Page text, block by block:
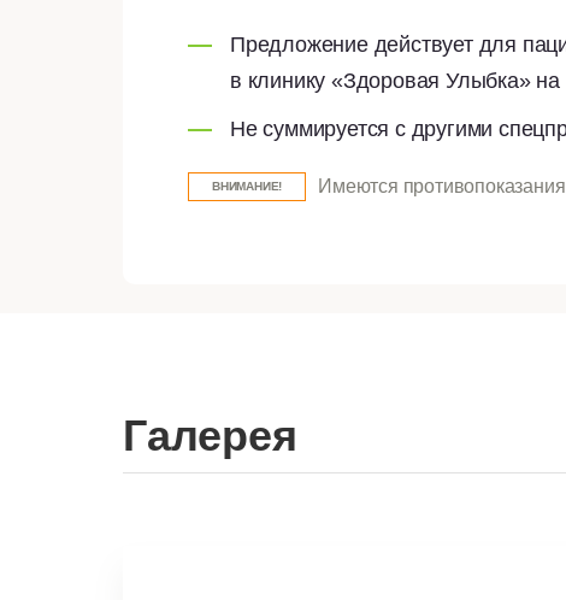
Предложение действует для
в клинику «Здоровая Улыбка»
Не суммируется с другими
ВНИМАНИЕ! Имеются
Галерея